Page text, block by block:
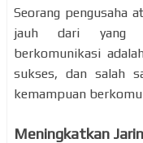
Seorang pengusaha
jauh dari yang
berkomunikasi
sukses, dan salah
kemampuan
Meningkatkan